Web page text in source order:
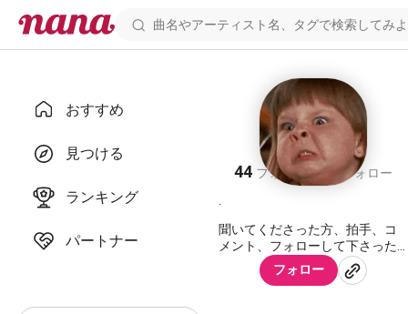
おすすめ
見つける
ランキング
パートナー
moi
44 フォロワー27 フォロー
聞いてくださった方、拍手、コ
メント、フォローして下さった
本当にありがとうございま
フォロー